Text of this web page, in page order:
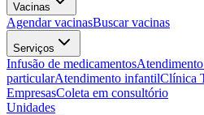
Vacinas
Agendar vacinasBuscar vacinas
Serviços
Infusão de medicamentos
particularAtendimento infantilClínica
EmpresasColeta em consultório
Unidades